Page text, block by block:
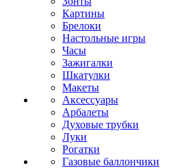
Картины
Брелоки
Настольные игры
Часы
Зажигалки
Шкатулки
Макеты
Аксессуары
Арбалеты
Духовые трубки
Луки
Рогатки
Газовые баллончики